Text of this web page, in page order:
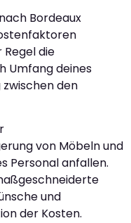
Bordeaux
die
Umfang deines
den
von Möbeln und
Personal anfallen.
und
der Kosten.